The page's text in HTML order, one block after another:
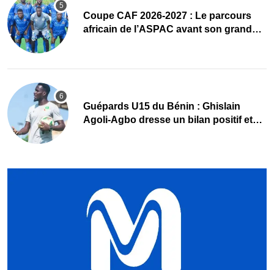
Coupe CAF 2026-2027 : Le parcours
africain de l’ASPAC avant son grand
Guépards U15 du Bénin : Ghislain
Agoli-Agbo dresse un bilan positif et